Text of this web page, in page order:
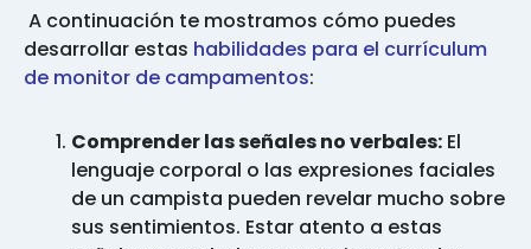
A continuación te mostramos cómo puedes
desarrollar estas habilidades para el currículum
de monitor de campamentos:
Comprender las señales no verbales: El
lenguaje corporal o las expresiones faciales
de un campista pueden revelar mucho sobre
sus sentimientos. Estar atento a estas